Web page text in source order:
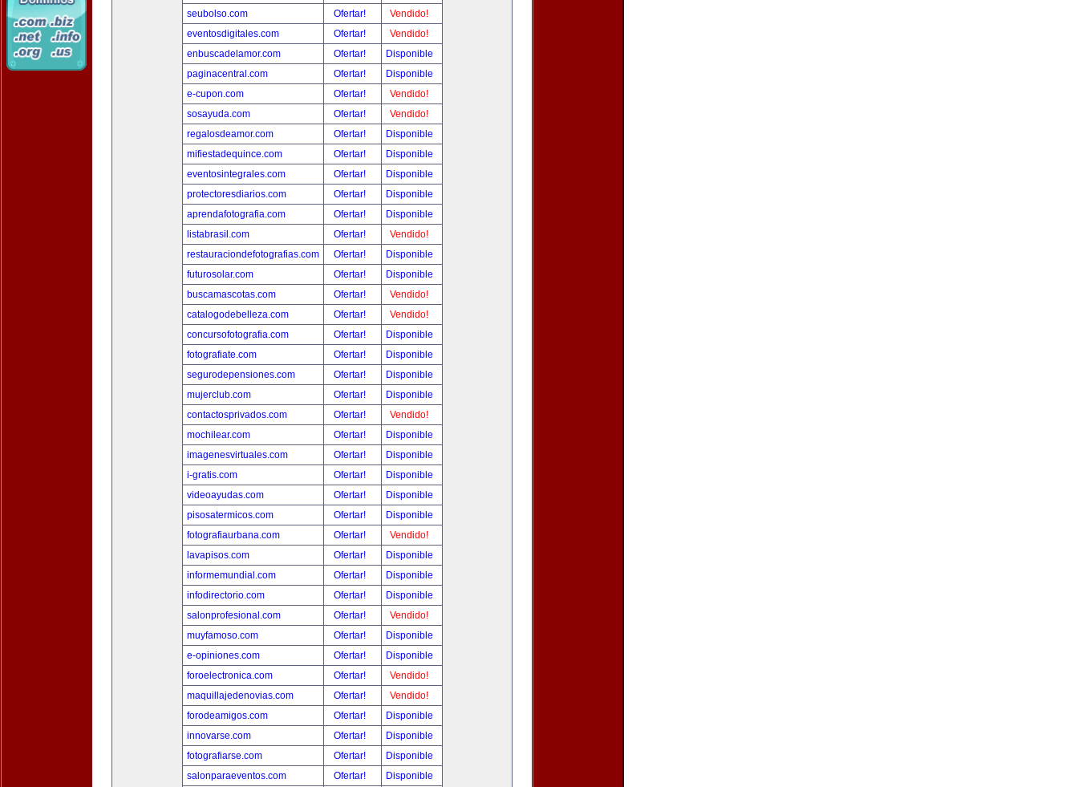
seubolso.com
Ofertar!
Vendido!
eventosdigitales.com
Ofertar!
Vendido!
enbuscadelamor.com
Ofertar!
Disponible
paginacentral.com
Ofertar!
Disponible
e-cupon.com
Ofertar!
Vendido!
sosayuda.com
Ofertar!
Vendido!
regalosdeamor.com
Ofertar!
Disponible
mifiestadequince.com
Ofertar!
Disponible
eventosintegrales.com
Ofertar!
Disponible
protectoresdiarios.com
Ofertar!
Disponible
aprendafotografia.com
Ofertar!
Disponible
listabrasil.com
Ofertar!
Vendido!
restauraciondefotografias.com
Ofertar!
Disponible
futurosolar.com
Ofertar!
Disponible
buscamascotas.com
Ofertar!
Vendido!
catalogodebelleza.com
Ofertar!
Vendido!
concursofotografia.com
Ofertar!
Disponible
fotografiate.com
Ofertar!
Disponible
segurodepensiones.com
Ofertar!
Disponible
mujerclub.com
Ofertar!
Disponible
contactosprivados.com
Ofertar!
Vendido!
mochilear.com
Ofertar!
Disponible
imagenesvirtuales.com
Ofertar!
Disponible
i-gratis.com
Ofertar!
Disponible
videoayudas.com
Ofertar!
Disponible
pisosatermicos.com
Ofertar!
Disponible
fotografiaurbana.com
Ofertar!
Vendido!
lavapisos.com
Ofertar!
Disponible
informemundial.com
Ofertar!
Disponible
infodirectorio.com
Ofertar!
Disponible
salonprofesional.com
Ofertar!
Vendido!
muyfamoso.com
Ofertar!
Disponible
e-opiniones.com
Ofertar!
Disponible
foroelectronica.com
Ofertar!
Vendido!
maquillajedenovias.com
Ofertar!
Vendido!
forodeamigos.com
Ofertar!
Disponible
innovarse.com
Ofertar!
Disponible
fotografiarse.com
Ofertar!
Disponible
salonparaeventos.com
Ofertar!
Disponible